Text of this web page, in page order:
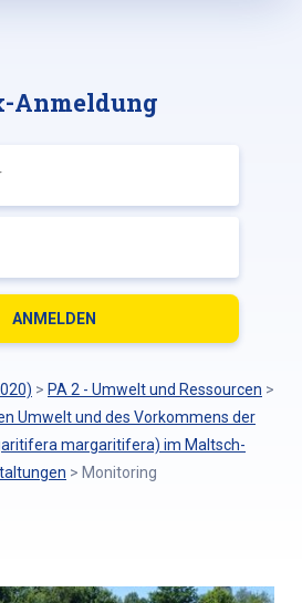
Anmeldung
> PA 2 - Umwelt und Ressourcen >
Umwelt und des Vorkommens der
margaritifera) im Maltsch-
> Monitoring